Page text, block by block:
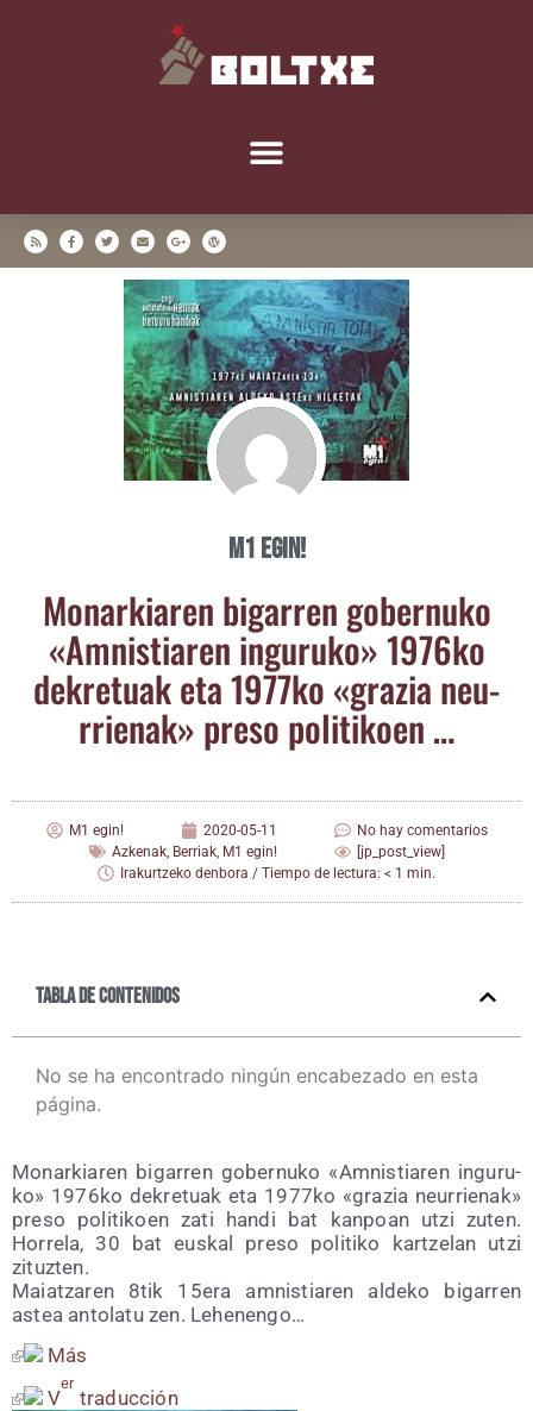
M1 egin!
Monar­kia­ren biga­rren gober­nu­ko
«Amnis­tia­ren ingu­ru­ko» 1976ko
dekre­tuak eta 1977ko «gra­zia neu­
rrie­nak» pre­so politikoen …
M1 egin! 2020-05-11
No hay comentarios
Azkenak, Berriak, M1 egin!
[jp_post_view]
Irakurtzeko denbora / Tiempo de lectura: < 1 min.
Tabla de contenidos
No se ha encontrado ningún encabezado en esta
página.
Monar­kia­ren biga­rren gober­nu­ko «Amnis­tia­ren ingu­ru­
ko» 1976ko dekre­tuak eta 1977ko «gra­zia neu­rrie­nak»
pre­so poli­ti­koen zati han­di bat kan­poan utzi zuten.
Horre­la, 30 bat eus­kal pre­so poli­ti­ko kar­tze­lan utzi
zituz­ten.
Maiatza­ren 8tik 15era amnis­tia­ren alde­ko biga­rren
astea anto­la­tu zen. Lehenengo…
Más
V
er
tra­duc­ción